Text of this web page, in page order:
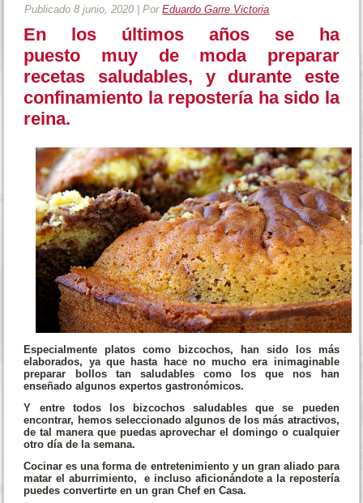
Publicado 8 junio, 2020 |Por Eduardo Garre Victoria
En los últimos años se ha
puesto muy de moda preparar
recetas saludables, y durante este
confinamiento la repostería ha sido la
reina.
Especialmente platos como bizcochos, han sido los más
elaborados, ya que hasta hace no mucho era inimaginable
preparar bollos tan saludables como los que nos han
enseñado algunos expertos gastronómicos.
Y entre todos los bizcochos saludables que se pueden
encontrar, hemos seleccionado algunos de los más atractivos,
de tal manera que puedas aprovechar el domingo o cualquier
otro día de la semana.
Cocinar es una forma de entretenimiento y un gran aliado para
matar el aburrimiento, e incluso aficionándote a la repostería
puedes convertirte en un gran Chef en Casa.